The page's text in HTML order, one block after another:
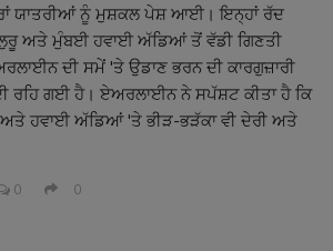
ਯਾਤਰੀਆਂ ਨੂੰ ਮੁਸ਼ਕਲ ਪੇਸ਼ ਆਈ। ਇਨ੍ਹਾਂ ਰੱਦ
ਅਤੇ ਮੁੰਬਈ ਹਵਾਈ ਅੱਡਿਆਂ ਤੋਂ ਵੱਡੀ ਗਿਣਤੀ
ਦੀ ਸਮੇਂ 'ਤੇ ਉਡਾਣ ਭਰਨ ਦੀ ਕਾਰਗੁਜ਼ਾਰੀ
ਰਹਿ ਗਈ ਹੈ। ਏਅਰਲਾਈਨ ਨੇ ਸਪੱਸ਼ਟ ਕੀਤਾ ਹੈ ਕਿ
ਹਵਾਈ ਅੱਡਿਆਂ 'ਤੇ ਭੀੜ-ਭੜੱਕਾ ਵੀ ਦੇਰੀ ਅਤੇ
0 0